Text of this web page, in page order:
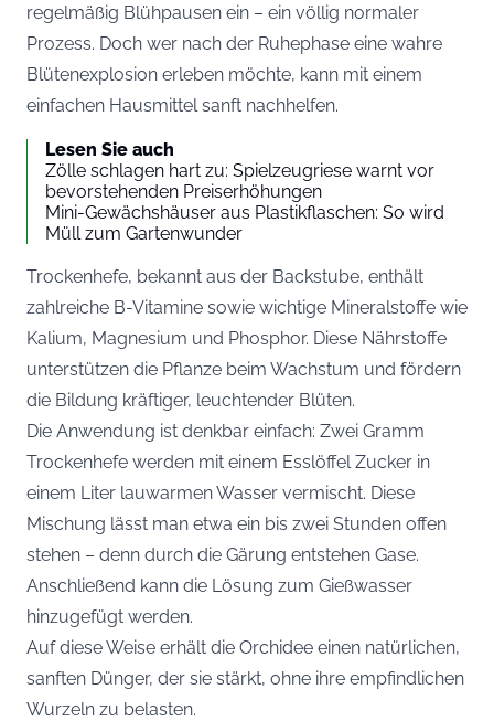
regelmäßig Blühpausen ein – ein völlig normaler
Prozess. Doch wer nach der Ruhephase eine wahre
Blütenexplosion erleben möchte, kann mit einem
einfachen Hausmittel sanft nachhelfen.
Lesen Sie auch
Zölle schlagen hart zu: Spielzeugriese warnt vor
bevorstehenden Preiserhöhungen
Mini-Gewächshäuser aus Plastikflaschen: So wird
Müll zum Gartenwunder
Trockenhefe, bekannt aus der Backstube, enthält
zahlreiche B-Vitamine sowie wichtige Mineralstoffe wie
Kalium, Magnesium und Phosphor. Diese Nährstoffe
unterstützen die Pflanze beim Wachstum und fördern
die Bildung kräftiger, leuchtender Blüten.
Die Anwendung ist denkbar einfach: Zwei Gramm
Trockenhefe werden mit einem Esslöffel Zucker in
einem Liter lauwarmen Wasser vermischt. Diese
Mischung lässt man etwa ein bis zwei Stunden offen
stehen – denn durch die Gärung entstehen Gase.
Anschließend kann die Lösung zum Gießwasser
hinzugefügt werden.
Auf diese Weise erhält die Orchidee einen natürlichen,
sanften Dünger, der sie stärkt, ohne ihre empfindlichen
Wurzeln zu belasten.